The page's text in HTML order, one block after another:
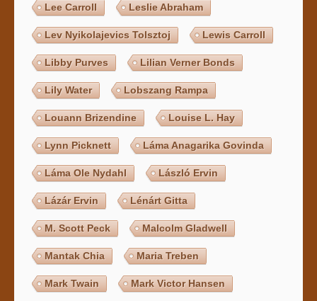
Lee Carroll Leslie Abraham
Lev Nyikolajevics Tolsztoj Lewis Carroll
Libby Purves Lilian Verner Bonds
Lily Water Lobszang Rampa
Louann Brizendine Louise L. Hay
Lynn Picknett Láma Anagarika Govinda
Láma Ole Nydahl László Ervin
Lázár Ervin Lénárt Gitta
M. Scott Peck Malcolm Gladwell
Mantak Chia Maria Treben
Mark Twain Mark Victor Hansen